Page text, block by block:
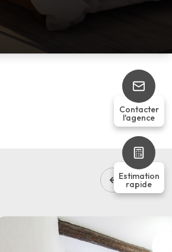
Contacter
l'agence
Estimation
rapide